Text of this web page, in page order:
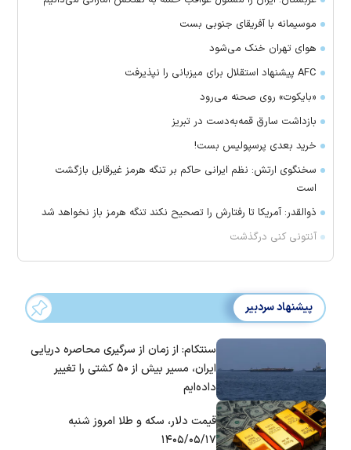
موسیمانه با آفریقای جنوبی بست
هوای تهران خنک می‌شود
AFC پیشنهاد استقلال برای میزبانی را نپذیرفت
«بایکوت» روی صحنه می‌رود
بازداشت سارق قمه‌به‌دست در تبریز
خرید بعدی پرسپولیس بست!
سخنگوی ارتش: نظم ایرانی حاکم بر تنگه هرمز غیرقابل بازگشت
است
ذوالقدر: آمریکا تا رفتارش را تصحیح نکند تنگه هرمز باز نخواهد شد
آنتونی کنی درگذشت
پیشنهاد سردبیر
سنتکام: از زمان از سرگیری محاصره دریایی
ایران، مسیر بیش از ۵۰ کشتی را تغییر
داده‌ایم
قیمت دلار، سکه و طلا امروز شنبه
۱۴۰۵/۰۵/۱۷